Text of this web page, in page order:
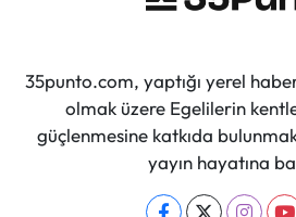
35punto.com, yaptığı yerel
olmak üzere Egelilerin
güçlenmesine katkıda
yayın hayatına